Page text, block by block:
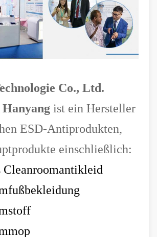
Co., Ltd.
Hanyang ist ein Hersteller
ESD-Antiprodukten,
einschließlich:
Cleanroomantikleid